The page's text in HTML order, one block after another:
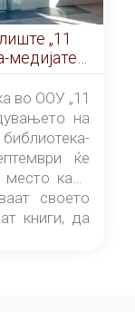
„11
во ООУ „11
на
ќе
каде
своето
книги, да